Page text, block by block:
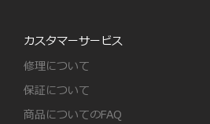
カスタマーサービス
修理について
保証について
商品についてのFAQ